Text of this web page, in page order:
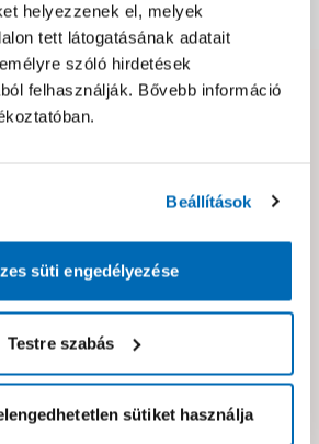
helyezzenek el, melyek
tett látogatásának adatait
szóló hirdetések
felhasználják. Bővebb információ
Beállítások
süti engedélyezése
Testre szabás
sütiket használja
felelős személy
az oldalon vagy a termék leírásában?
Kérjük jelezd nekünk!